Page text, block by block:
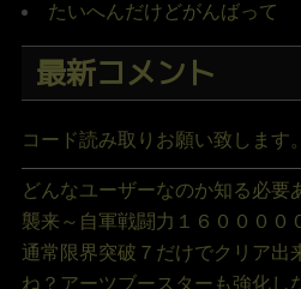
たいへんだけどがんばって
最新コメント
コード読み取りお願い致します。
どんなユーザーなのか知る必要
襲来～自軍戦闘力１６００００
通常限界突破７だけでクリア出
ね？アーツブースターも強化し